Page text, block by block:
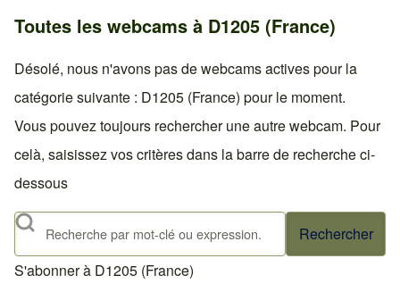
Toutes les webcams à D1205 (France)
Désolé, nous n'avons pas de webcams actives pour la
catégorie suivante : D1205 (France) pour le moment.
Vous pouvez toujours rechercher une autre webcam. Pour
celà, saisissez vos critères dans la barre de recherche ci-
dessous
Rechercher
S'abonner à D1205 (France)